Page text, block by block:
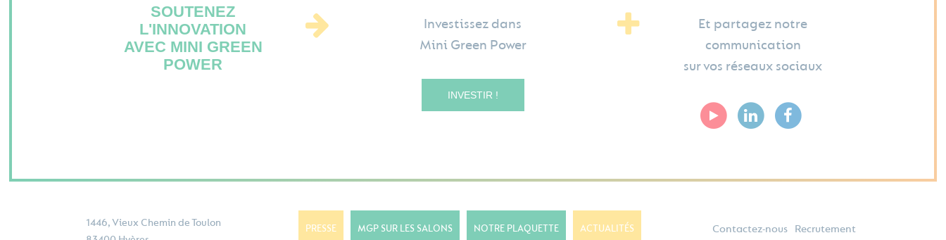
SOUTENEZ
L'INNOVATION
AVEC MINI GREEN
POWER
Investissez dans
Mini Green Power
INVESTIR !
Et partagez notre
communication
sur vos réseaux sociaux
1446, Vieux Chemin de Toulon
PRESSE MGP SUR LES SALONS NOTRE PLAQUETTE ACTUALITÉS Contactez-nous Recrutement